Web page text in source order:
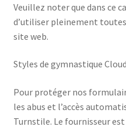
Veuillez noter que dans ce
d’utiliser pleinement
site web.
Styles de gymnastique
Pour protéger nos
les abus et l’accès
Turnstile. Le fournisseur